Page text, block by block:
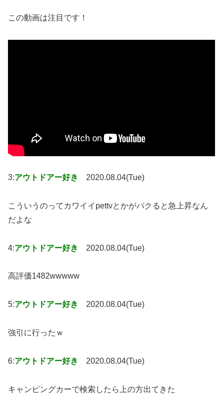
この動画は注目です！
3:アウトドアー好き 2020.08.04(Tue)
こういうのってカワイイpettvとかがパクると急上昇なん
だよな
4:アウトドアー好き 2020.08.04(Tue)
高評価1482wwwww
5:アウトドアー好き 2020.08.04(Tue)
強引に行ったｗ
6:アウトドアー好き 2020.08.04(Tue)
キャンピングカーで検索したら上の方出てきた